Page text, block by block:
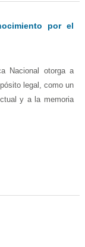
por el
Nacional otorga a
legal, como un
y a la memoria